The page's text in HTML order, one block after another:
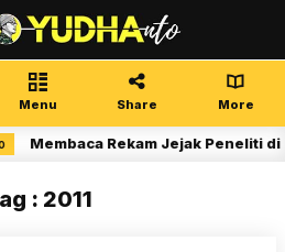
Menu Share More
Membaca Rekam Jejak Peneliti di
: 2011